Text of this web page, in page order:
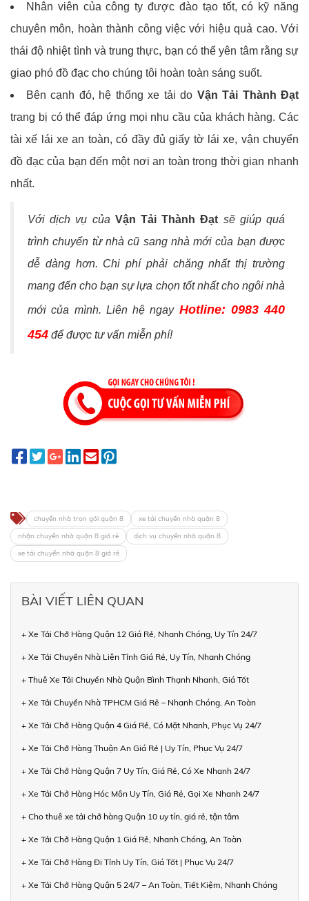
Nhân viên của công ty được đào tạo tốt, có kỹ năng
chuyên môn, hoàn thành công việc với hiệu quả cao. Với
thái độ nhiệt tình và trung thực, bạn có thể yên tâm rằng sự
giao phó đồ đạc cho chúng tôi hoàn toàn sáng suốt.
Bên cạnh đó, hệ thống xe tải do Vận Tải Thành Đạt
trang bị có thể đáp ứng mọi nhu cầu của khách hàng. Các
tài xế lái xe an toàn, có đầy đủ giấy tờ lái xe, vận chuyển
đồ đạc của bạn đến một nơi an toàn trong thời gian nhanh
nhất.
Với dịch vụ của Vận Tải Thành Đạt sẽ giúp quá
trình chuyển từ nhà cũ sang nhà mới của bạn được
dễ dàng hơn. Chi phí phải chăng nhất thị trường
mang đến cho bạn sự lựa chọn tốt nhất cho ngôi nhà
mới của mình. Liên hệ ngay Hotline: 0983 440
454 để được tư vấn miễn phí!
chuyển nhà trọn gói quận 8
xe tải chuyển nhà quận 8
nhận chuyển nhà quận 8 giá rẻ
dịch vụ chuyển nhà quận 8
xe tải chuyển nhà quận 8 giá rẻ
BÀI VIẾT LIÊN QUAN
+ Xe Tải Chở Hàng Quận 12 Giá Rẻ, Nhanh Chóng, Uy Tín 24/7
+ Xe Tải Chuyển Nhà Liên Tỉnh Giá Rẻ, Uy Tín, Nhanh Chóng
+ Thuê Xe Tải Chuyển Nhà Quận Bình Thạnh Nhanh, Giá Tốt
+ Xe Tải Chuyển Nhà TPHCM Giá Rẻ – Nhanh Chóng, An Toàn
+ Xe Tải Chở Hàng Quận 4 Giá Rẻ, Có Mặt Nhanh, Phục Vụ 24/7
+ Xe Tải Chở Hàng Thuận An Giá Rẻ | Uy Tín, Phục Vụ 24/7
+ Xe Tải Chở Hàng Quận 7 Uy Tín, Giá Rẻ, Có Xe Nhanh 24/7
+ Xe Tải Chở Hàng Hóc Môn Uy Tín, Giá Rẻ, Gọi Xe Nhanh 24/7
+ Cho thuê xe tải chở hàng Quận 10 uy tín, giá rẻ, tận tâm
+ Xe Tải Chở Hàng Quận 1 Giá Rẻ, Nhanh Chóng, An Toàn
+ Xe Tải Chở Hàng Đi Tỉnh Uy Tín, Giá Tốt | Phục Vụ 24/7
+ Xe Tải Chở Hàng Quận 5 24/7 – An Toàn, Tiết Kiệm, Nhanh Chóng